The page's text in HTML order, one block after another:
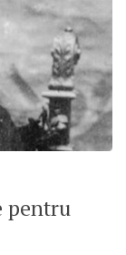
pentru